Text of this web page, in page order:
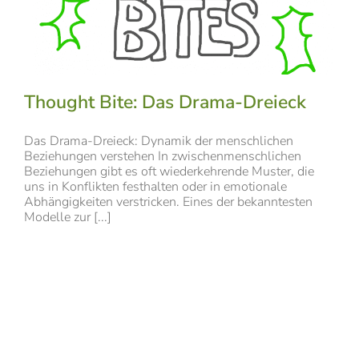
Thought Bite: Das Drama-Dreieck
Das Drama-Dreieck: Dynamik der menschlichen
Beziehungen verstehen In zwischenmenschlichen
Beziehungen gibt es oft wiederkehrende Muster, die
uns in Konflikten festhalten oder in emotionale
Abhängigkeiten verstricken. Eines der bekanntesten
Modelle zur [...]